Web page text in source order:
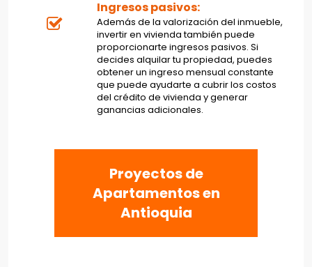
Ingresos pasivos:
Además de la valorización del inmueble,
invertir en vivienda también puede
proporcionarte ingresos pasivos. Si
decides alquilar tu propiedad, puedes
obtener un ingreso mensual constante
que puede ayudarte a cubrir los costos
del crédito de vivienda y generar
ganancias adicionales.
Proyectos de
Apartamentos en
Antioquia